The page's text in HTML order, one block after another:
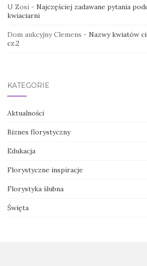
U Zosi - Najczęściej zadawane pytania
kwiaciarni
Dom aukcyjny Clemens - Nazwy kwiatów
cz.2
KATEGORIE
Aktualności
Biznes florystyczny
Edukacja
Florystyczne inspiracje
Florystyka ślubna
Święta